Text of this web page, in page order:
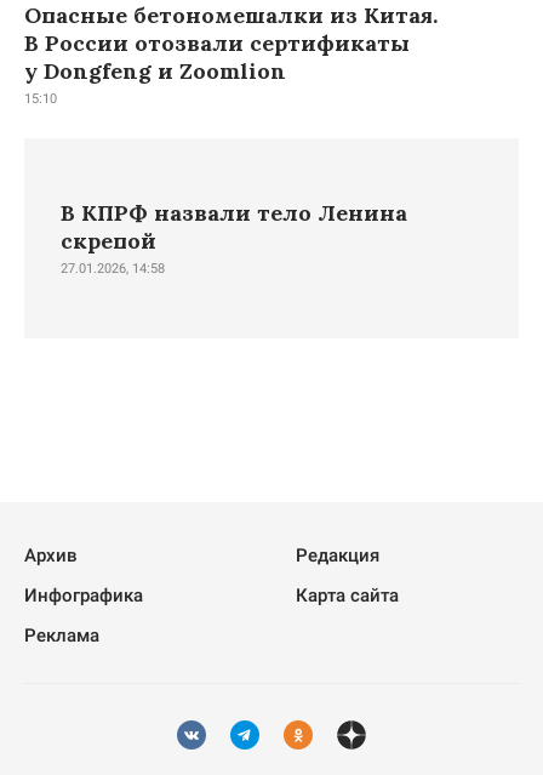
Опасные бетономешалки из Китая.
В России отозвали сертификаты
у Dongfeng и Zoomlion
15:10
В КПРФ назвали тело Ленина
скрепой
27.01.2026, 14:58
Архив
Редакция
Инфографика
Карта сайта
Реклама